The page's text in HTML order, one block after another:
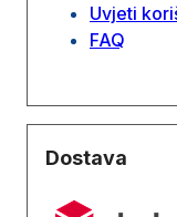
Uvjeti
FAQ
Dostava